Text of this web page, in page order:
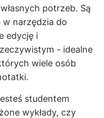
potrzeb. Są
narzędzia do
edycję i
- idealne
wiele osób
studentem
wykłady, czy